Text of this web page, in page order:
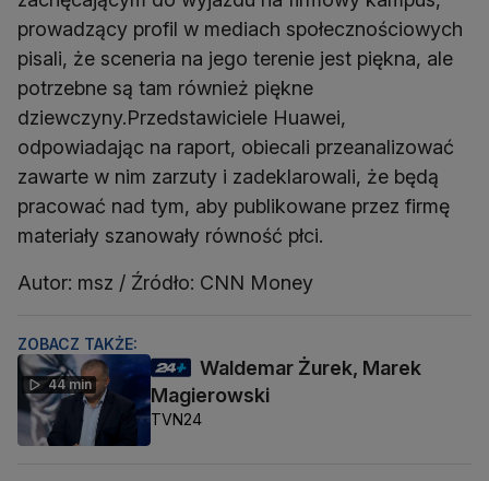
prowadzący profil w mediach społecznościowych
pisali, że sceneria na jego terenie jest piękna, ale
potrzebne są tam również piękne
dziewczyny.Przedstawiciele Huawei,
odpowiadając na raport, obiecali przeanalizować
zawarte w nim zarzuty i zadeklarowali, że będą
pracować nad tym, aby publikowane przez firmę
materiały szanowały równość płci.
Autor: msz / Źródło: CNN Money
ZOBACZ TAKŻE:
44 min
Waldemar Żurek, Marek
Magierowski
TVN24